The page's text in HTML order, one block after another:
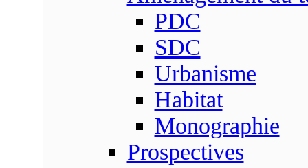
PDC
SDC
Urbanisme
Habitat
Monographie
Prospectives